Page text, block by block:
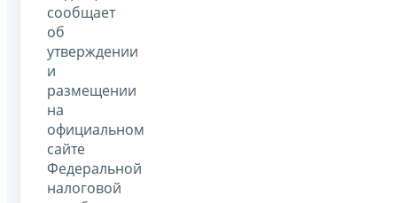
сообщает
об
утверждении
и
размещении
на
официальном
сайте
Федеральной
налоговой